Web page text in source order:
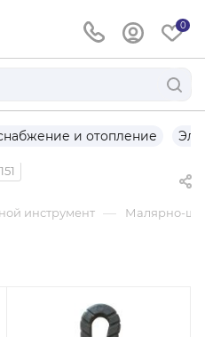
0
и отопление
151
инструмент — Малярно-